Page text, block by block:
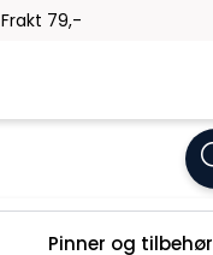
Frakt 79,-
Pinner og tilbehør